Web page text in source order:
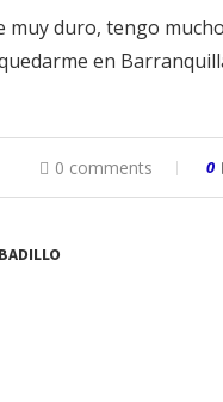
muy duro, tengo
en
0 comments 0